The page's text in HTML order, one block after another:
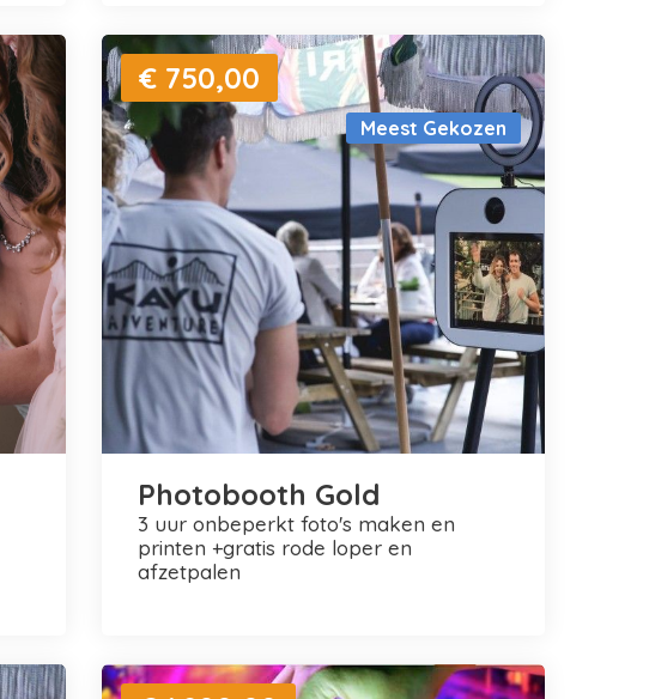
Meest Gekozen
€ 750,00
Photobooth Gold
3 uur onbeperkt foto's maken en
printen +gratis rode loper en
afzetpalen